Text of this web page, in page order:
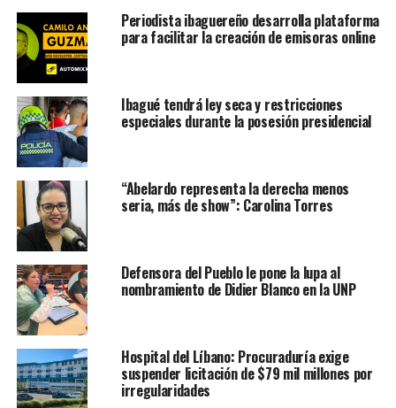
Periodista ibaguereño desarrolla plataforma
para facilitar la creación de emisoras online
Ibagué tendrá ley seca y restricciones
especiales durante la posesión presidencial
“Abelardo representa la derecha menos
seria, más de show”: Carolina Torres
Defensora del Pueblo le pone la lupa al
nombramiento de Didier Blanco en la UNP
Hospital del Líbano: Procuraduría exige
suspender licitación de $79 mil millones por
irregularidades